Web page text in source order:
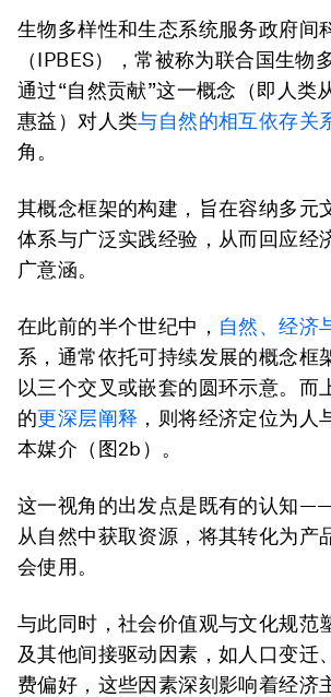
生物多样性和生态系统服务政府间
（IPBES），常被称为联合国生物
通过“自然贡献”这一概念（即人类
惠益）对人类与自然的相互依存关
角。
其概念框架的构建，旨在容纳多元
体系与广泛实践经验，从而回应经
广意涵。
在此前的半个世纪中， 自然、经济
系，通常依托可持续发展的概念框
以三个交叉或嵌套的圆环示意。而
的更深层阐释 ，则将经济定位为人
本媒介（图2b）。
这一视角的出发点是既有的认知
从自然中获取资源，将其转化为产
会使用。
与此同时，社会价值观与文化规范
及其他间接驱动因素，如人口变迁
费偏好，这些因素深刻影响着经济